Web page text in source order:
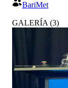
BariMet
GALERÍA (3)